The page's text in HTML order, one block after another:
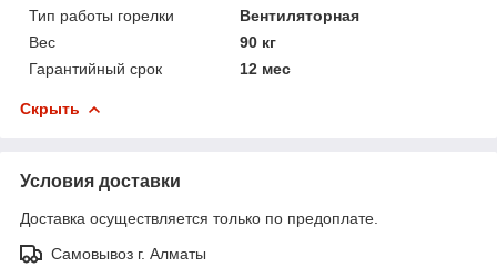
Тип работы горелки
Вентиляторная
Вес
90 кг
Гарантийный срок
12 мес
Скрыть
Условия доставки
Доставка осуществляется только по предоплате.
Самовывоз г. Алматы